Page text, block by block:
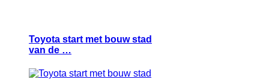
Toyota start met bouw stad
van de …